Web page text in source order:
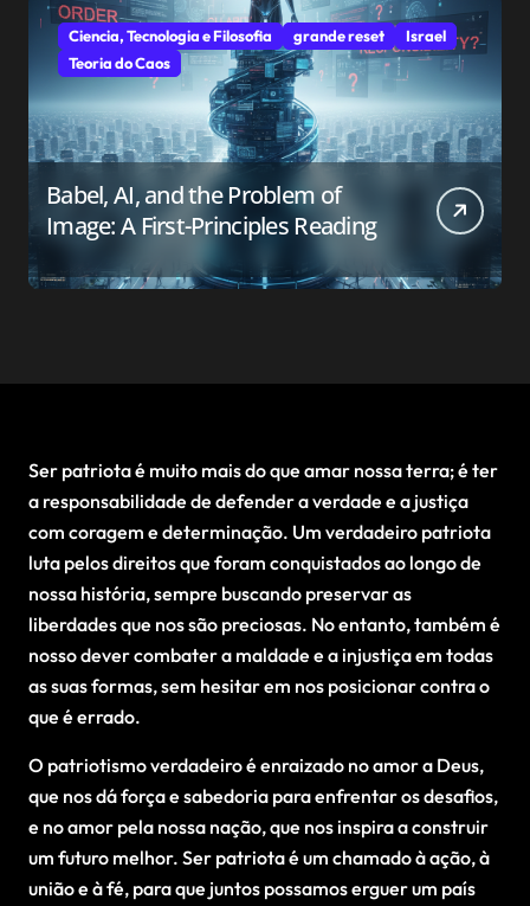
Ciencia, Tecnologia e Filosofia grande reset
Israel
Teoria do Caos
Babel, AI, and the Problem of
Image: A First-Principles Reading
Ser patriota é muito mais do que amar nossa terra; é ter
a responsabilidade de defender a verdade e a justiça
com coragem e determinação. Um verdadeiro patriota
luta pelos direitos que foram conquistados ao longo de
nossa história, sempre buscando preservar as
liberdades que nos são preciosas. No entanto, também é
nosso dever combater a maldade e a injustiça em todas
as suas formas, sem hesitar em nos posicionar contra o
que é errado.
O patriotismo verdadeiro é enraizado no amor a Deus,
que nos dá força e sabedoria para enfrentar os desafios,
e no amor pela nossa nação, que nos inspira a construir
um futuro melhor. Ser patriota é um chamado à ação, à
união e à fé, para que juntos possamos erguer um país